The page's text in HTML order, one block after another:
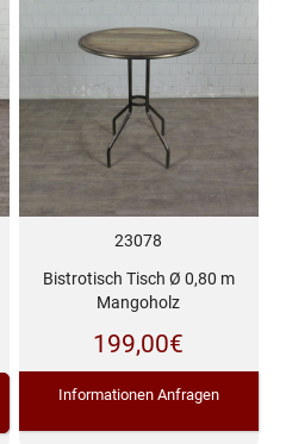
23078
Bistrotisch Tisch Ø 0,80 m
Mangoholz
199,00€
Informationen Anfragen